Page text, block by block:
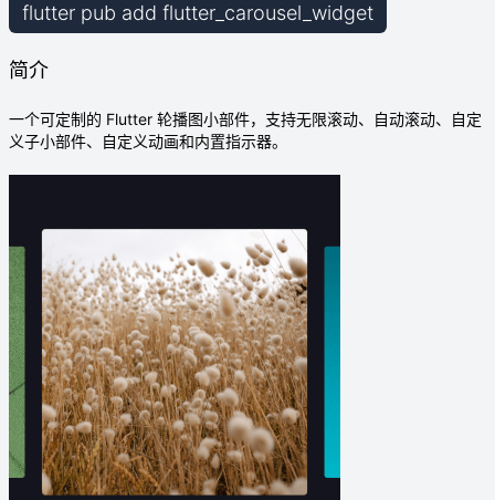
flutter pub add flutter_carousel_widget
简介
一个可定制的 Flutter 轮播图小部件，支持无限滚动、自动滚动、自定
义子小部件、自定义动画和内置指示器。